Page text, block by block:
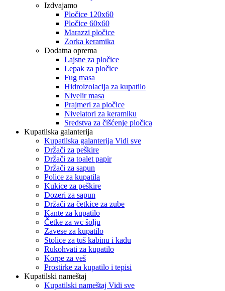
Izdvajamo
Pločice 120x60
Pločice 60x60
Marazzi pločice
Zorka keramika
Dodatna oprema
Lajsne za pločice
Lepak za pločice
Fug masa
Hidroizolacija za kupatilo
Nivelir masa
Prajmeri za pločice
Nivelatori za keramiku
Sredstva za čišćenje pločica
Kupatilska galanterija
Kupatilska galanterija Vidi sve
Držači za peškire
Držači za toalet papir
Držači za sapun
Police za kupatila
Kukice za peškire
Dozeri za sapun
Držači za četkice za zube
Kante za kupatilo
Četke za wc šolju
Zavese za kupatilo
Stolice za tuš kabinu i kadu
Rukohvati za kupatilo
Korpe za veš
Prostirke za kupatilo i tepisi
Kupatilski nameštaj
Kupatilski nameštaj Vidi sve